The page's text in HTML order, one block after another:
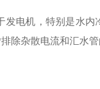
发电机，特别是水内
除杂散电流和汇水